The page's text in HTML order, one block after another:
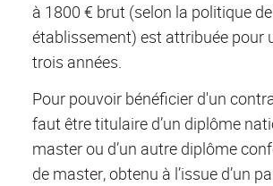
à 1800 € brut (selon la politique
établissement) est attribuée pour
trois années.
Pour pouvoir bénéficier d'un
faut être titulaire d’un diplôme
master ou d’un autre diplôme
de master, obtenu à l’issue d’un